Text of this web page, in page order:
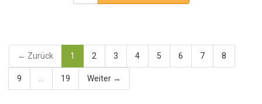
← Zurück 1 2 3 4 5 6 7 8
9 19 Weiter →